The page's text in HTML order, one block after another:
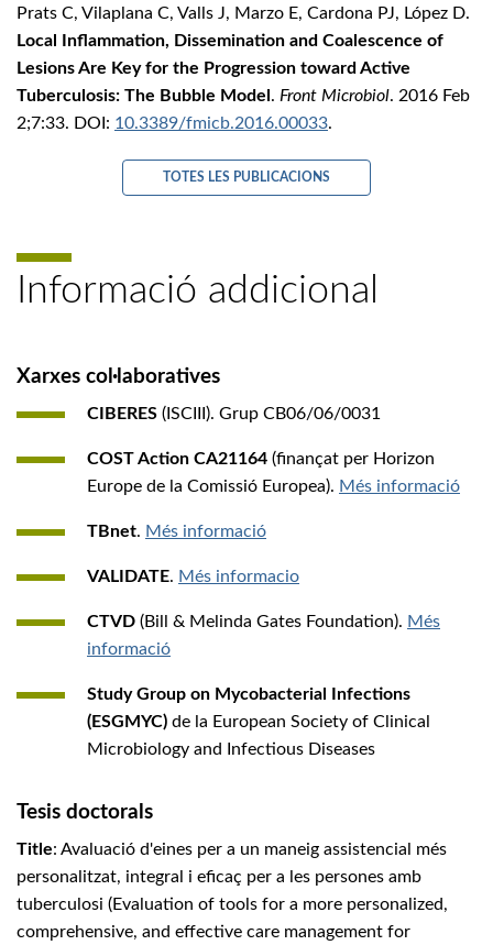
Prats C, Vilaplana C, Valls J, Marzo E, Cardona PJ, López D.
Local Inflammation, Dissemination and Coalescence of
Lesions Are Key for the Progression toward Active
Tuberculosis: The Bubble Model. Front Microbiol. 2016 Feb
2;7:33. DOI: 10.3389/fmicb.2016.00033.
TOTES LES PUBLICACIONS
Informació addicional
Xarxes col·laboratives
CIBERES (ISCIII). Grup CB06/06/0031
COST Action CA21164 (finançat per Horizon
Europe de la Comissió Europea). Més informació
TBnet. Més informació
VALIDATE. Més informacio
CTVD (Bill & Melinda Gates Foundation). Més
informació
Study Group on Mycobacterial Infections
(ESGMYC) de la European Society of Clinical
Microbiology and Infectious Diseases
Tesis doctorals
Title: Avaluació d'eines per a un maneig assistencial més
personalitzat, integral i eficaç per a les persones amb
tuberculosi (Evaluation of tools for a more personalized,
comprehensive, and effective care management for